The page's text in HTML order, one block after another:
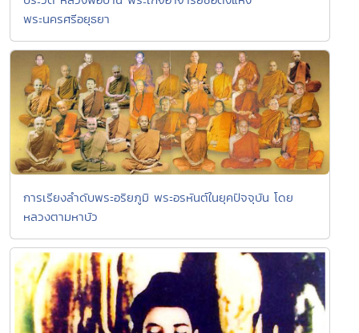
พระนครศรีอยุธยา
การเรียงลำดับพระอริยภูมิ พระอรหันต์ในยุคปัจจุบัน โดย
หลวงตามหาบัว